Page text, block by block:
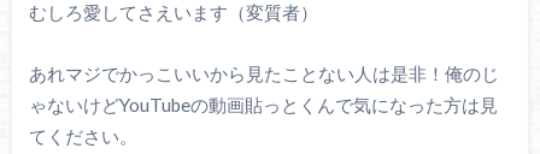
むしろ愛してさえいます（変質者）
あれマジでかっこいいから見たことない人は是非！俺のじ
ゃないけどYouTubeの動画貼っとくんで気になった方は見
てください。